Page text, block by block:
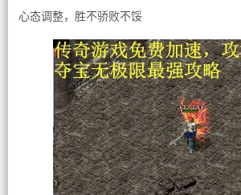
心态调整，胜不骄败不馁